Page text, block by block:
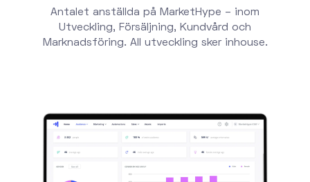
Antalet anställda på MarketHype – inom
Utveckling, Försäljning, Kundvård och
Marknadsföring. All utveckling sker inhouse.